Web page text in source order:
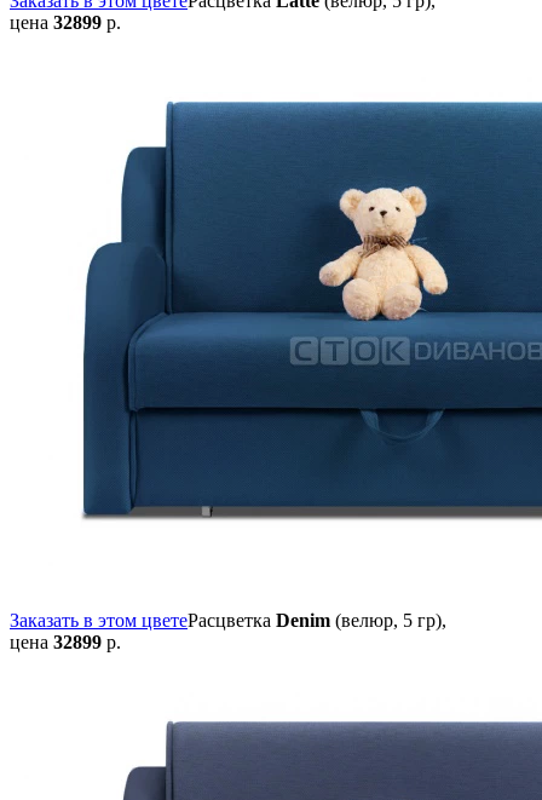
цена 32899 р.
Заказать в этом цветеРасцветка Denim (велюр, 5 гр),
цена 32899 р.